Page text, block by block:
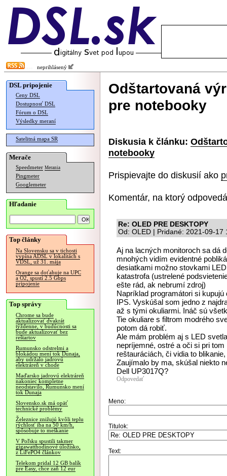
neprihlásený
DSL pripojenie
Ceny DSL
Dostupnosť DSL
Fórum o DSL
Výsledky meraní
Satelitná mapa SR
Merače
Speedmeter Merania
Pingmeter
Googlemeter
Hľadanie
Top články
Na Slovensku sa v tichosti
vypína ADSL v lokalitách s
VDSL, už 31. mája
Orange sa doťahuje na UPC
a O2, spustí 2.5 Gbps
pripojenie
Top správy
Chrome sa bude
aktualizovať dvakrát
týždenne, v budúcnosti sa
bude aktualizovať bez
reštartov
Rumunsko odstrelmi a
blokádou mení tok Dunaja,
aby udržalo jadrovú
elektráreň v chode
Maďarsko jadrovú elektráreň
nakoniec kompletne
neodstavilo, Rumunsko mení
tok Dunaja
Slovensko.sk má opäť
technické problémy
Železnice znižujú kvôli teplu
rýchlosť iba na 50 km/h,
spôsobuje to meškanie
V Poľsku spustili takmer
gigawatthodinové úložisko,
z LiFePO4 článkov
Telekom pridal 12 GB balík
pre Easy, chce zaň 12 eur
Odštartovaná
pre notebooky
Diskusia k článku:
notebooky
Prispievajte do diskusií ako
Komentár, na ktorý
Re: OLED PRE DESKTOPY
Od: OLED | Pridané: 2021-09-17
Aj na lacných monitoroch sa dá
mnohých vidím evidentné
desiatkami možno stovkami
katastrofa (ustrelené
ešte rád, ak nebrumí zdroj)
Napríklad programátori si
IPS. Vyskúšal som jedno z
až s tými okuliarmi. Ináč sú
Tie okuliare s filtrom modrého
potom dá robiť.
Ale mám problém aj s LED
nepríjemné, ostré a oči si pri
reštauráciách, či vidia to
Zaujímalo by ma, skúšal niekto
Dell UP3017Q?
Odpovedať
Meno:
Titulok:
Text: